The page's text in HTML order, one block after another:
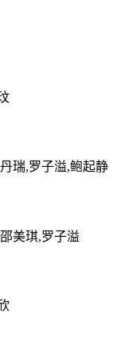
瑞,罗子溢,鲍起静
美琪,罗子溢